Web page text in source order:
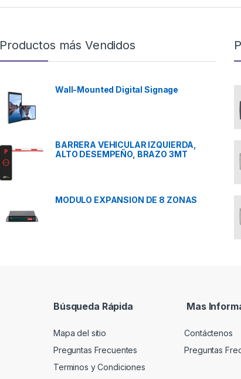
Productos más Vendidos
Wall-Mounted Digital Signage
BARRERA VEHICULAR IZQUIERDA,
ALTO DESEMPEÑO, BRAZO 3MT
MODULO EXPANSION DE 8 ZONAS
Búsqueda Rápida
Mapa del sitio
Preguntas Frecuentes
Terminos y Condiciones
Mas
Contáctenos
Preguntas